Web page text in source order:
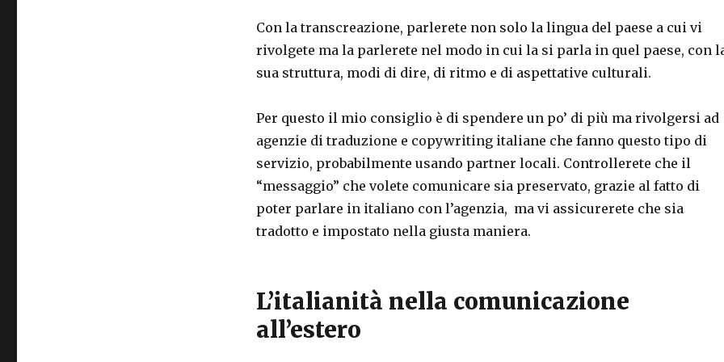
Con la transcreazione, parlerete non solo la lingua del paese a cui vi
rivolgete ma la parlerete nel modo in cui la si parla in quel paese, con
sua struttura, modi di dire, di ritmo e di aspettative culturali.
Per questo il mio consiglio è di spendere un po’ di più ma rivolgersi ad
agenzie di traduzione e copywriting italiane che fanno questo tipo di
servizio, probabilmente usando partner locali. Controllerete che il
“messaggio” che volete comunicare sia preservato, grazie al fatto di
poter parlare in italiano con l’agenzia, ma vi assicurerete che sia
tradotto e impostato nella giusta maniera.
L’italianità nella comunicazione
all’estero